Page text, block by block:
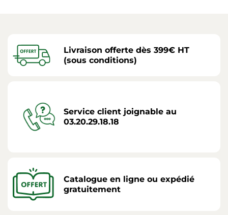
Livraison offerte dès 399€ HT
(sous conditions)
Service client joignable au
03.20.29.18.18
Catalogue en ligne ou expédié
gratuitement